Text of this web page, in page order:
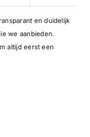
en duidelijk
we aanbieden.
altijd eerst een